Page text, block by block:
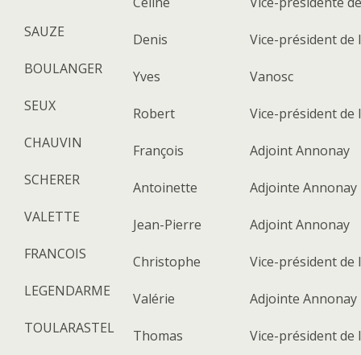
SAUZE
Denis
Vice-président de
BOULANGER
Yves
Vanosc
SEUX
Robert
Vice-président de
CHAUVIN
François
Adjoint Annonay
SCHERER
Antoinette
Adjointe Annonay
VALETTE
Jean-Pierre
Adjoint Annonay
FRANCOIS
Christophe
Vice-président de
LEGENDARME
Valérie
Adjointe Annonay
TOULARASTEL
Thomas
Vice-président de